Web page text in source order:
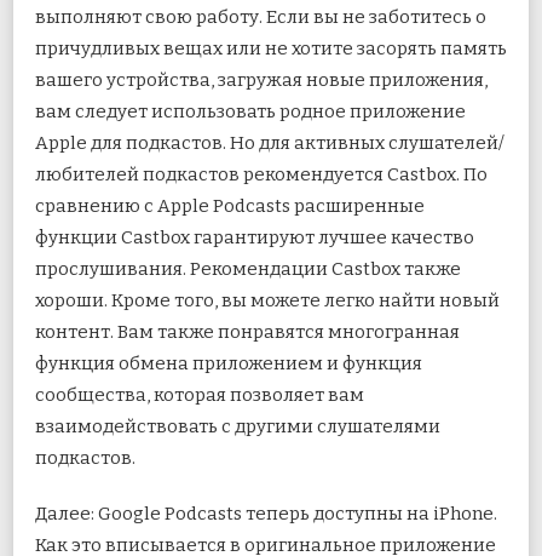
выполняют свою работу. Если вы не заботитесь о
причудливых вещах или не хотите засорять память
вашего устройства, загружая новые приложения,
вам следует использовать родное приложение
Apple для подкастов. Но для активных слушателей/
любителей подкастов рекомендуется Castbox. По
сравнению с Apple Podcasts расширенные
функции Castbox гарантируют лучшее качество
прослушивания. Рекомендации Castbox также
хороши. Кроме того, вы можете легко найти новый
контент. Вам также понравятся многогранная
функция обмена приложением и функция
сообщества, которая позволяет вам
взаимодействовать с другими слушателями
подкастов.
Далее: Google Podcasts теперь доступны на iPhone.
Как это вписывается в оригинальное приложение